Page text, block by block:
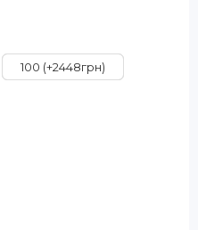
100 (+2448грн)